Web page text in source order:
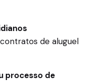
de aluguel
processo de